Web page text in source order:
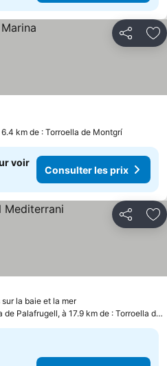
Partager
6.4 km de : Torroella de Montgrí
voir
Consulter les prix
Partager
la baie et la mer
Calella de Palafrugell, à 17.9 km de : Torroella de Montgrí